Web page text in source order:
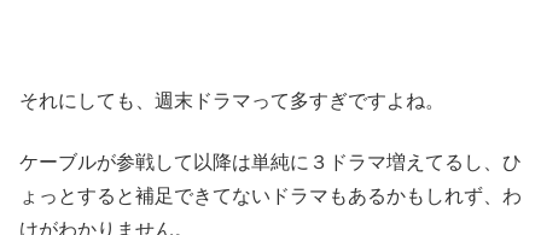
それにしても、週末ドラマって多すぎですよね。
ケーブルが参戦して以降は単純に３ドラマ増えてるし、ひ
ょっとすると補足できてないドラマもあるかもしれず、わ
けがわかりません。